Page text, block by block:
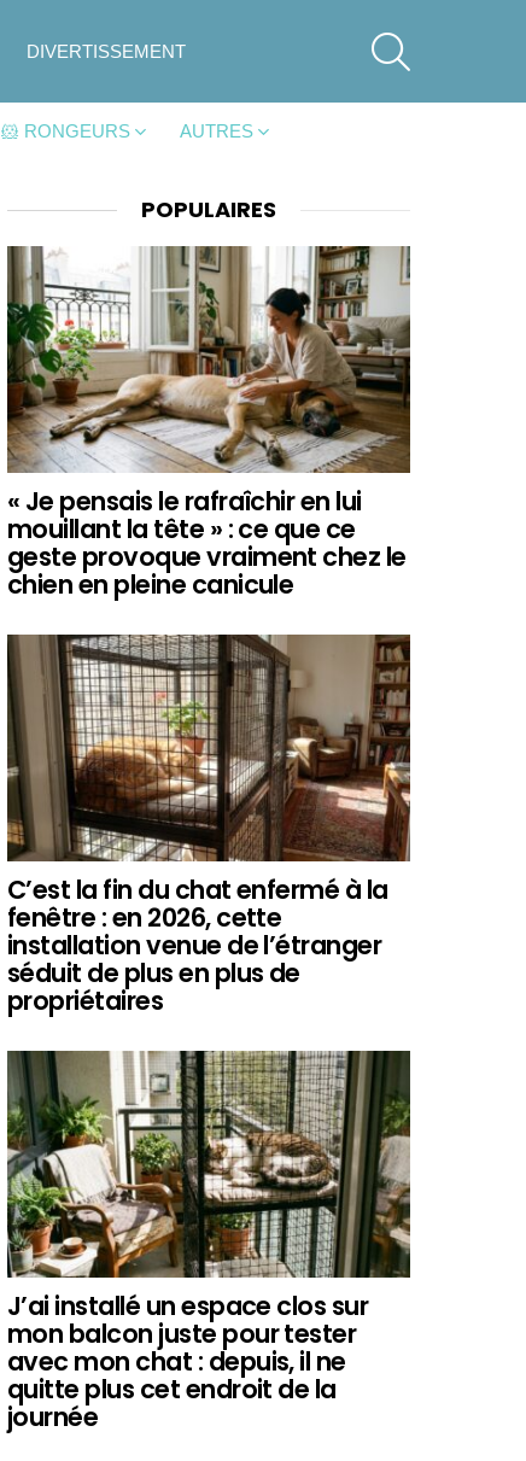
DIVERTISSEMENT
🐹 RONGEURS AUTRES
POPULAIRES
« Je pensais le rafraîchir en lui
mouillant la tête » : ce que ce
geste provoque vraiment chez le
chien en pleine canicule
C’est la fin du chat enfermé à la
fenêtre : en 2026, cette
installation venue de l’étranger
séduit de plus en plus de
propriétaires
J’ai installé un espace clos sur
mon balcon juste pour tester
avec mon chat : depuis, il ne
quitte plus cet endroit de la
journée